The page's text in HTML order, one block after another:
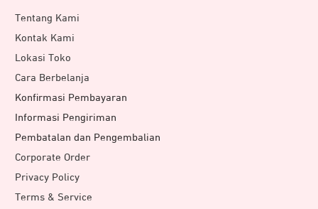
Tentang Kami
Kontak Kami
Lokasi Toko
Cara Berbelanja
Konfirmasi Pembayaran
Informasi Pengiriman
Pembatalan dan Pengembalian
Corporate Order
Privacy Policy
Terms & Service